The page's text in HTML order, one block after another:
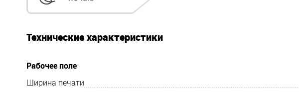
Технические характеристики
Рабочее поле
Ширина печати